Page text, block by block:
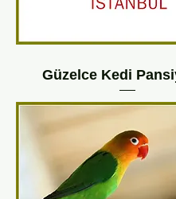
Güzelce Kedi